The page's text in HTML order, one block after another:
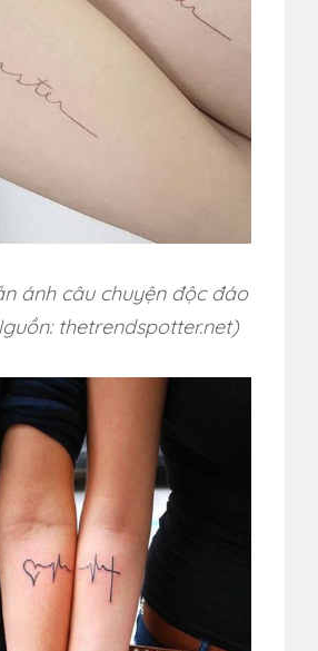
ánh câu chuyện độc đáo
thetrendspotter.net)